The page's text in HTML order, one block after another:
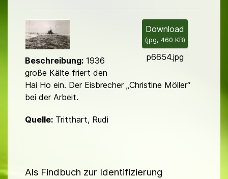
l
d
Download
(jpg, 460 KB)
p6654.jpg
Beschreibung: 1936
große Kälte friert den
Hai Ho ein. Der Eisbrecher „Christine Möller“
bei der Arbeit.
Quelle: Tritthart, Rudi
Als Findbuch zur Identifizierung